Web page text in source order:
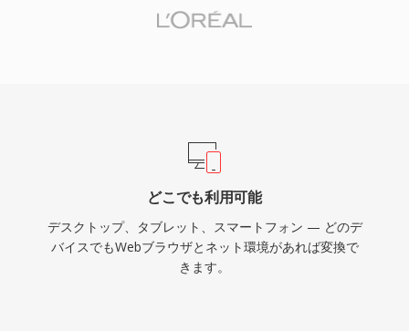
どこでも利用可能
デスクトップ、タブレット、スマートフォン — どのデ
バイスでもWebブラウザとネット環境があれば変換で
きます。